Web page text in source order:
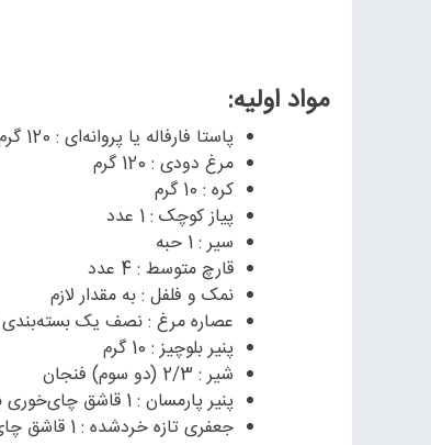
مواد اولیه:
پاستا فارفاله یا پروانه‌ای : 120 گرم
مرغ دودی : 120 گرم
کره : 10 گرم
پیاز کوچک : 1 عدد
سیر : 1 حبه
قارچ متوسط : 4 عدد
نمک و فلفل : به مقدار لازم
عصاره مرغ : نصف یک بسته‌بندی
پنیر بلوچیز : 10 گرم
شیر : 2/3 (دو سوم) فنجان
پنیر پارمسان : 1 قاشق چای‌خوری برای تزئین
جعفری تازه خردشده : 1 قاشق چای‌خوری برای تزئین